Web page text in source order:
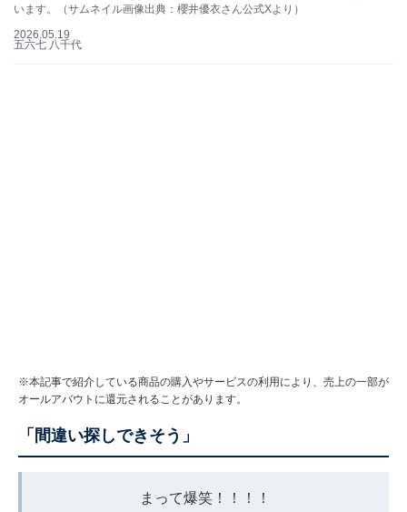
います。（サムネイル画像出典：櫻井優衣さん公式Xより）
2026.05.19
五六七 八千代
※本記事で紹介している商品の購入やサービスの利用により、売上の一部が
オールアバウトに還元されることがあります。
「間違い探しできそう」
まって爆笑！！！！